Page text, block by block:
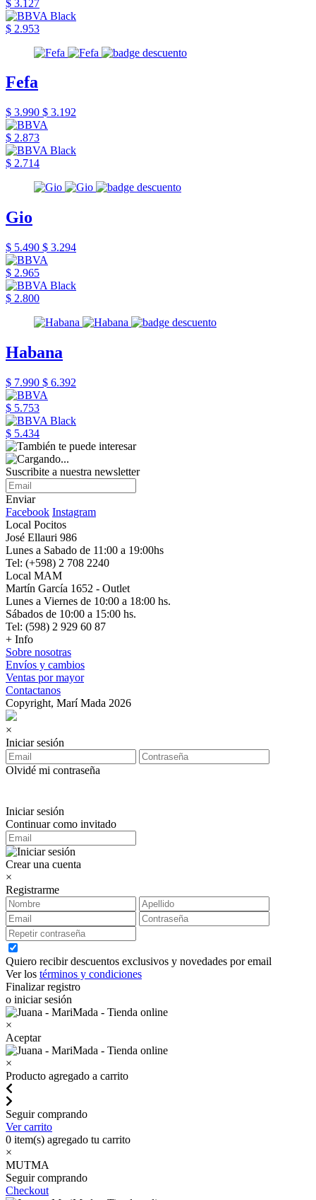
$ 3.127
$ 2.953
Fefa
$ 3.990 $ 3.192
$ 2.873
$ 2.714
Gio
$ 5.490 $ 3.294
$ 2.965
$ 2.800
Habana
$ 7.990 $ 6.392
$ 5.753
$ 5.434
Suscribite a nuestra newsletter
Enviar
Facebook Instagram
Local Pocitos
José Ellauri 986
Lunes a Sabado de 11:00 a 19:00hs
Tel: (+598) 2 708 2240
Local MAM
Martín García 1652 - Outlet
Lunes a Viernes de 10:00 a 18:00 hs.
Sábados de 10:00 a 15:00 hs.
Tel: (598) 2 929 60 87
+ Info
Sobre nosotras
Envíos y cambios
Ventas por mayor
Contactanos
Copyright, Marí Mada 2026
×
Iniciar sesión
Olvidé mi contraseña
Iniciar sesión
Continuar como invitado
Crear una cuenta
×
Registrarme
Quiero recibir descuentos exclusivos y novedades por email
Ver los términos y condiciones
Finalizar registro
o iniciar sesión
×
Aceptar
×
Producto agregado a carrito
Seguir comprando
Ver carrito
0 item(s) agregado tu carrito
×
MUTMA
Seguir comprando
Checkout